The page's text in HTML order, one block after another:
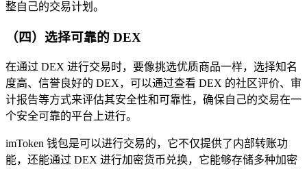
整自己的交易计划。
（四）选择可靠的 DEX
在通过 DEX 进行交易时，要像挑选优质商品一样，选择知名
度高、信誉良好的 DEX，可以通过查看 DEX 的社区评价、审
计报告等方式来评估其安全性和可靠性，确保自己的交易在一
个安全可靠的平台上进行。
imToken 钱包是可以进行交易的，它不仅提供了内部转账功
能，还能通过 DEX 进行加密货币兑换，它能够存储多种加密